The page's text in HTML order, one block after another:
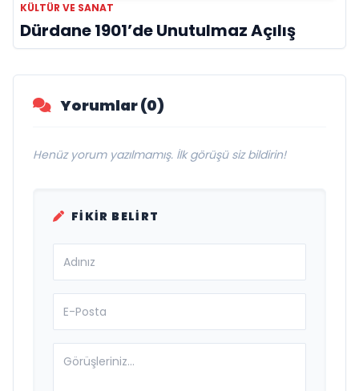
KÜLTÜR VE SANAT
Dürdane 1901’de Unutulmaz Açılış
Yorumlar (0)
Henüz yorum yazılmamış. İlk görüşü siz bildirin!
FIKIR BELIRT